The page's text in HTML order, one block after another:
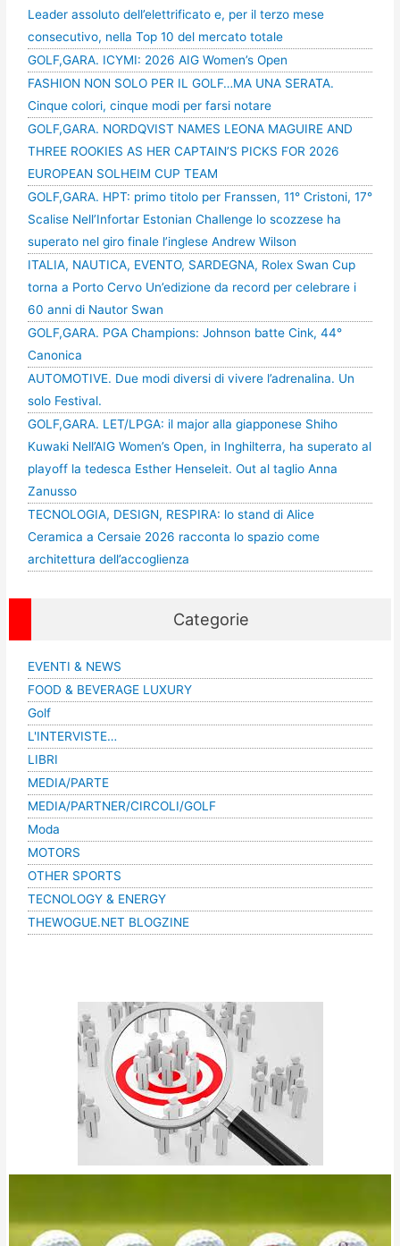
Leader assoluto dell’elettrificato e, per il terzo mese
consecutivo, nella Top 10 del mercato totale
GOLF,GARA. ICYMI: 2026 AIG Women’s Open
FASHION NON SOLO PER IL GOLF…MA UNA SERATA.
Cinque colori, cinque modi per farsi notare
GOLF,GARA. NORDQVIST NAMES LEONA MAGUIRE AND
THREE ROOKIES AS HER CAPTAIN’S PICKS FOR 2026
EUROPEAN SOLHEIM CUP TEAM
GOLF,GARA. HPT: primo titolo per Franssen, 11° Cristoni, 17°
Scalise Nell’Infortar Estonian Challenge lo scozzese ha
superato nel giro finale l’inglese Andrew Wilson
ITALIA, NAUTICA, EVENTO, SARDEGNA, Rolex Swan Cup
torna a Porto Cervo Un’edizione da record per celebrare i
60 anni di Nautor Swan
GOLF,GARA. PGA Champions: Johnson batte Cink, 44°
Canonica
AUTOMOTIVE. Due modi diversi di vivere l’adrenalina. Un
solo Festival.
GOLF,GARA. LET/LPGA: il major alla giapponese Shiho
Kuwaki Nell’AIG Women’s Open, in Inghilterra, ha superato al
playoff la tedesca Esther Henseleit. Out al taglio Anna
Zanusso
TECNOLOGIA, DESIGN, RESPIRA: lo stand di Alice
Ceramica a Cersaie 2026 racconta lo spazio come
architettura dell’accoglienza
Categorie
EVENTI & NEWS
FOOD & BEVERAGE LUXURY
Golf
L'INTERVISTE…
LIBRI
MEDIA/PARTE
MEDIA/PARTNER/CIRCOLI/GOLF
Moda
MOTORS
OTHER SPORTS
TECNOLOGY & ENERGY
THEWOGUE.NET BLOGZINE